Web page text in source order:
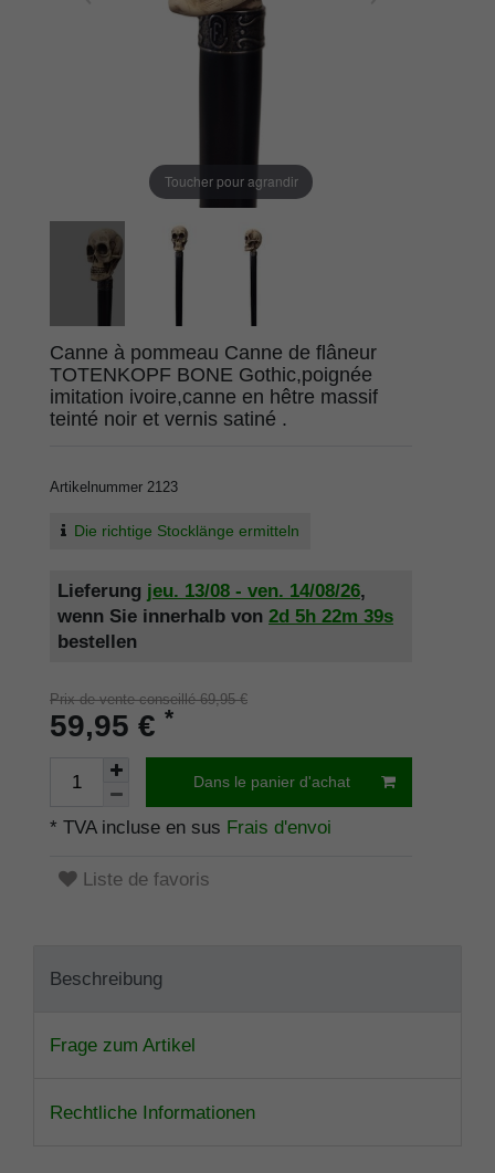
Toucher pour agrandir
Canne à pommeau Canne de flâneur
TOTENKOPF BONE Gothic,poignée
imitation ivoire,canne en hêtre massif
teinté noir et vernis satiné .
Artikelnummer 2123
Die richtige Stocklänge ermitteln
Lieferung jeu. 13/08 - ven. 14/08/26,
wenn Sie innerhalb von 2d 5h 22m 39s
bestellen
Prix de vente conseillé 69,95 €
59,95 € *
Dans le panier d'achat
* TVA incluse en sus Frais d'envoi
Liste de favoris
Beschreibung
Frage zum Artikel
Rechtliche Informationen